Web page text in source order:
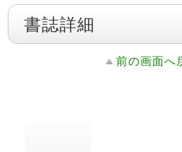
書誌詳細
前の画面へ